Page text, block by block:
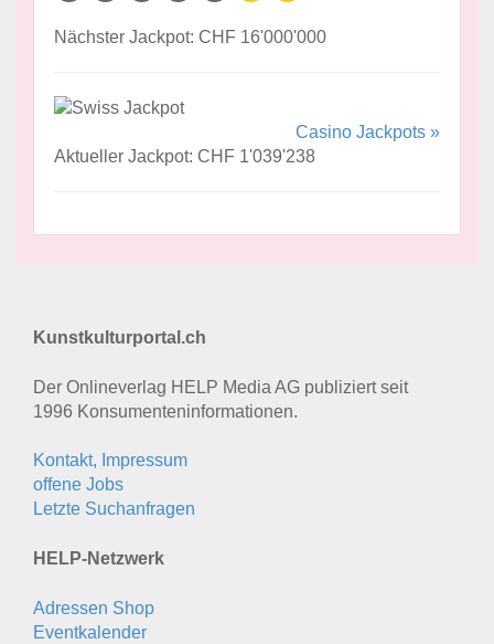
Nächster Jackpot: CHF 16'000'000
Casino Jackpots »
Aktueller Jackpot: CHF 1'039'238
Kunstkulturportal.ch
Der Onlineverlag HELP Media AG publiziert seit
1996 Konsumenten­informationen.
Kontakt, Impressum
offene Jobs
Letzte Suchanfragen
HELP-Netzwerk
Adressen Shop
Eventkalender